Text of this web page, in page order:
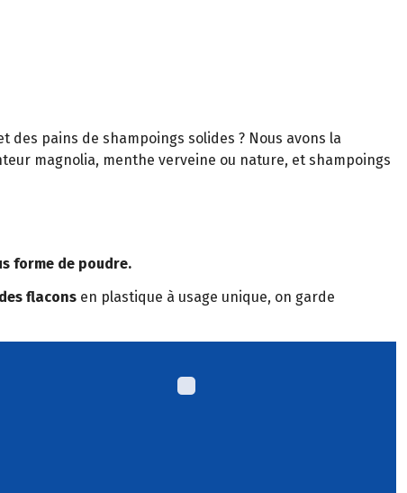
des pains de shampoings solides ? Nous avons la
magnolia, menthe verveine ou nature, et shampoings
forme de poudre.
flacons en plastique à usage unique, on garde